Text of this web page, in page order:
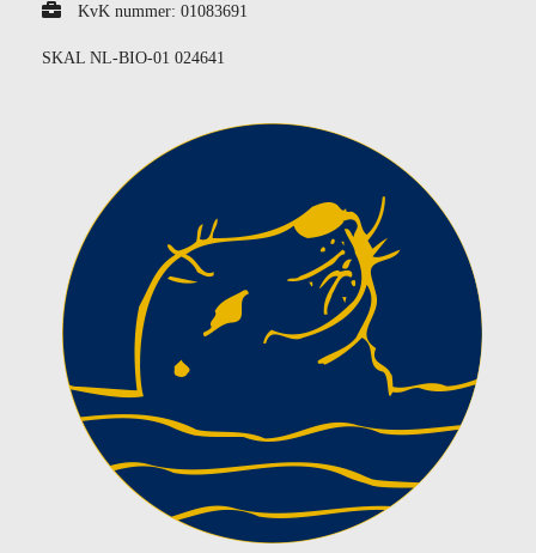
KvK nummer: 01083691
SKAL NL-BIO-01 024641